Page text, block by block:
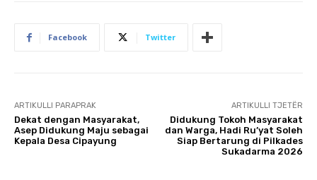
Facebook Twitter
ARTIKULLI PARAPRAK
Dekat dengan Masyarakat,
Asep Didukung Maju sebagai
Kepala Desa Cipayung
ARTIKULLI TJETËR
Didukung Tokoh Masyarakat
dan Warga, Hadi Ru’yat Soleh
Siap Bertarung di Pilkades
Sukadarma 2026